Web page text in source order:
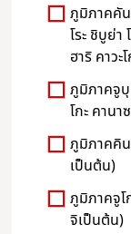
ภูมิภาคคัน
โระ ชิบูย่า
ฮาริ คาวะ
ภูมิภาคจูบุ
โกะ คานา
ภูมิภาคคิน
เป็นต้น)
ภูมิภาคจูโ
จิเป็นต้น)